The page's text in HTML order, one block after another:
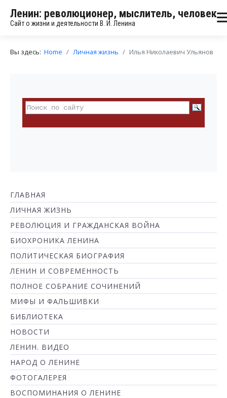
Ленин: революционер, мыслитель, человек
Сайт о жизни и деятельности В. И. Ленина
Вы здесь: Home Личная жизнь Илья Николаевич Ульянов
ГЛАВНАЯ
ЛИЧНАЯ ЖИЗНЬ
РЕВОЛЮЦИЯ И ГРАЖДАНСКАЯ ВОЙНА
БИОХРОНИКА ЛЕНИНА
ПОЛИТИЧЕСКАЯ БИОГРАФИЯ
ЛЕНИН И СОВРЕМЕННОСТЬ
ПОЛНОЕ СОБРАНИЕ СОЧИНЕНИЙ
МИФЫ И ФАЛЬШИВКИ
БИБЛИОТЕКА
НОВОСТИ
ЛЕНИН. ВИДЕО
НАРОД О ЛЕНИНЕ
ФОТОГАЛЕРЕЯ
ВОСПОМИНАНИЯ О ЛЕНИНЕ